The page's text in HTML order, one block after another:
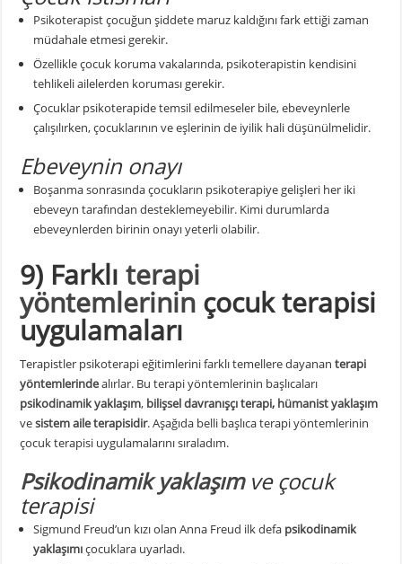
Psikoterapist çocuğun şiddete maruz kaldığını fark ettiği zaman
müdahale etmesi gerekir.
Özellikle çocuk koruma vakalarında, psikoterapistin kendisini
tehlikeli ailelerden koruması gerekir.
Çocuklar psikoterapide temsil edilmeseler bile, ebeveynlerle
çalışılırken, çocuklarının ve eşlerinin de iyilik hali düşünülmelidir.
Ebeveynin onayı
Boşanma sonrasında çocukların psikoterapiye gelişleri her iki
ebeveyn tarafından desteklemeyebilir. Kimi durumlarda
ebeveynlerden birinin onayı yeterli olabilir.
9) Farklıterapi
yöntemlerinin çocuk terapisi
uygulamaları
Terapistler psikoterapi eğitimlerini farklı temellere dayananterapi
yöntemlerindealırlar. Bu terapi yöntemlerinin başlıcaları
psikodinamik yaklaşım, bilişsel davranışçı terapi, hümanist yaklaşım
vesistem aile terapisidir. Aşağıda belli başlıca terapi yöntemlerinin
çocuk terapisi uygulamalarını sıraladım.
Psikodinamik yaklaşımve çocuk
terapisi
Sigmund Freud’un kızı olan Anna Freud ilk defa psikodinamik
yaklaşımıçocuklara uyarladı.